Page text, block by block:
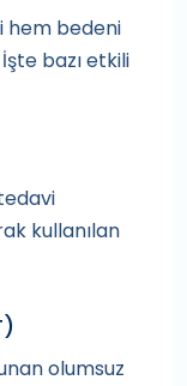
hem bedeni
bazı etkili
kullanılan
olumsuz